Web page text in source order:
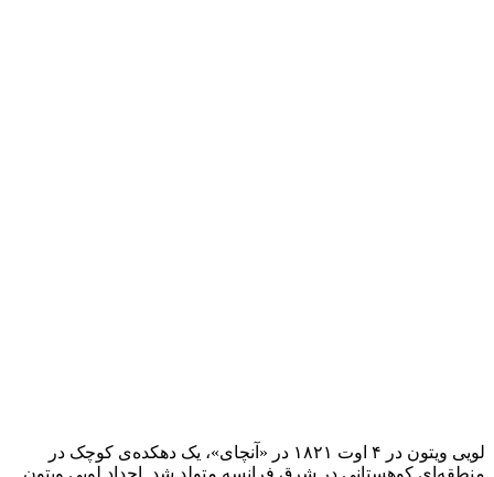
لویی ویتون در ۴ اوت ۱۸۲۱ در «آنچای»، یک دهکده‌ی کوچک در